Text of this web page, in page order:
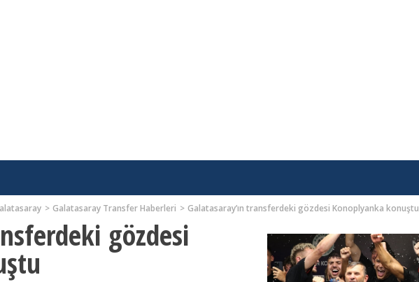
Galatasaray Transfer Haberleri Galatasaray’ın transferdeki gözdesi Konoplyanka konuştu
gözdesi